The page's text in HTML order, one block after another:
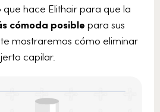
hace Elithair para que la
cómoda posible para sus
mostraremos cómo eliminar
capilar.